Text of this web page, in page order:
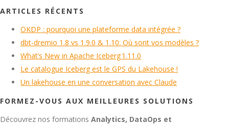
ARTICLES RÉCENTS
OKDP : pourquoi une plateforme data intégrée ?
dbt-dremio 1.8 vs 1.9.0 & 1.10: Où sont vos modèles ?
What’s New in Apache Iceberg 1.11.0
Le catalogue Iceberg est le GPS du Lakehouse !
Un lakehouse en une conversation avec Claude
FORMEZ-VOUS AUX MEILLEURES SOLUTIONS
Découvrez nos formations Analytics, DataOps et